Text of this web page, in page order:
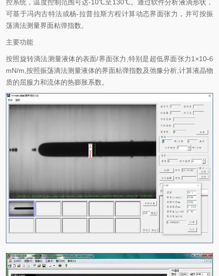
控系统，温度控制范围可达-10℃至130℃。通过软件分析液滴形状，
可基于冯内古特法或杨-拉普拉斯方程计算动态界面张力，并可按振
荡滴法测量界面粘弹指数。
主要功能
按照旋转滴法测量液体的表面/界面张力,特别是超低界面张力1×10-6
mN/m,按照振荡滴法测量液体的界面粘弹指数及弛豫分析,计算液晶物
质的屈服力和流体的热膨胀系数。